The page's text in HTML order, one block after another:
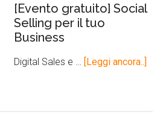
[Evento gratuito] Social
Selling per il tuo
Business
Digital Sales e … [Leggi ancora..]